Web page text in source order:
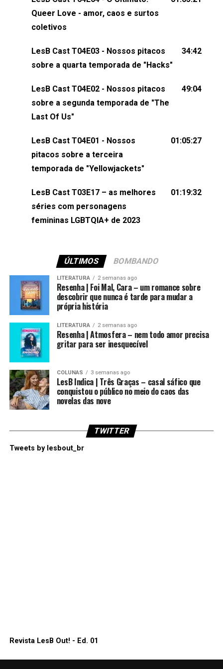
claro, tudo o que esse reality nos fez pensar (e rir)
sobre amor sáfico!Você também pode participar
comentários, perguntas ou qualquer outra coisa,
nos envie uma mensagem pelas redes sociais ou
esqueça de visitar nosso site e também redes
sociais:Twitter: ⁠⁠⁠⁠@lesbout_br⁠⁠⁠⁠ Instagram: ⁠⁠⁠⁠@lesbout_br⁠⁠⁠⁠
(⁠⁠⁠⁠⁠⁠@KarolenPassos⁠⁠⁠⁠⁠⁠)Participação de Bruna Fentanes
(⁠⁠⁠⁠@brunarfentanes⁠⁠⁠⁠) e Pollyelly FlorêncioEdição de
Naiady Machado
Queer Love - amor, caos e surtos
coletivos
LesB Cast T04E03 - Nossos pitacos
sobre a quarta temporada de "Hacks"
34:42
LesB Cast T04E02 - Nossos pitacos
sobre a segunda temporada de "The
Last Of Us"
49:04
LesB Cast T04E01 - Nossos
pitacos sobre a terceira
temporada de "Yellowjackets"
01:05:27
LesB Cast T03E17 – as melhores
séries com personagens
femininas LGBTQIA+ de 2023
01:19:32
ÚLTIMOS BOMBANDO
LITERATURA 2 semanas ago
Resenha | Foi Mal, Cara – um romance sobre
descobrir que nunca é tarde para mudar a
própria história
LITERATURA 2 semanas ago
Resenha | Atmosfera – nem todo amor precisa
gritar para ser inesquecível
COLUNAS 3 semanas ago
LesB Indica | Três Graças – casal sáfico que
conquistou o público no meio do caos das
novelas das nove
TWITTER
Tweets by lesbout_br
Revista LesB Out! - Ed. 01